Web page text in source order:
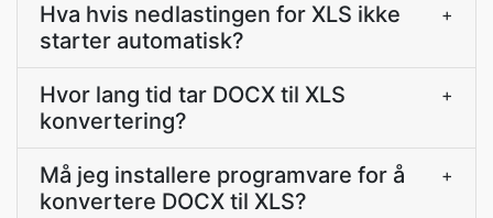
Hva hvis nedlastingen for XLS ikke
starter automatisk?
+
Hvor lang tid tar DOCX til XLS
konvertering?
+
Må jeg installere programvare for å
konvertere DOCX til XLS?
+